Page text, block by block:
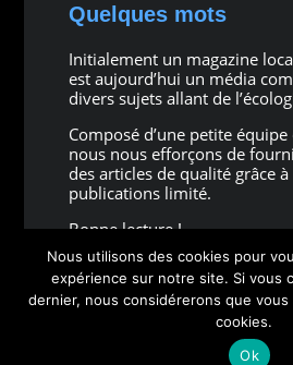
Quelques mots
Initialement un magazine
est aujourd’hui un média
divers sujets allant de
Composé d’une petite
nous nous efforçons de
des articles de qualité grâce
publications limité.
Bonne lecture !
Copyright © 2026 all rights
Nous utilisons des cookies pour
expérience sur notre site. Si vous
dernier, nous considérerons que
cookies.
Ok